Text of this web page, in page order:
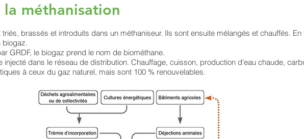
la méthanisation
brassés et introduits dans un méthaniseur. Ils sont ensuite mélangés et chauffés. En
biogaz.
GRDF, le biogaz prend le nom de biométhane.
injecté dans le réseau de distribution. Chauffage, cuisson, production d'eau chaude,
à ceux du gaz naturel, mais sont 100 % renouvelables.